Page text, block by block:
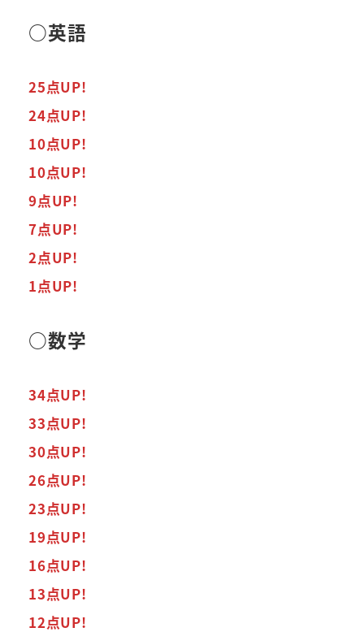
○英語
25点UP!
24点UP!
10点UP!
10点UP!
9点UP!
7点UP!
2点UP!
1点UP!
○数学
34点UP!
33点UP!
30点UP!
26点UP!
23点UP!
19点UP!
16点UP!
13点UP!
12点UP!